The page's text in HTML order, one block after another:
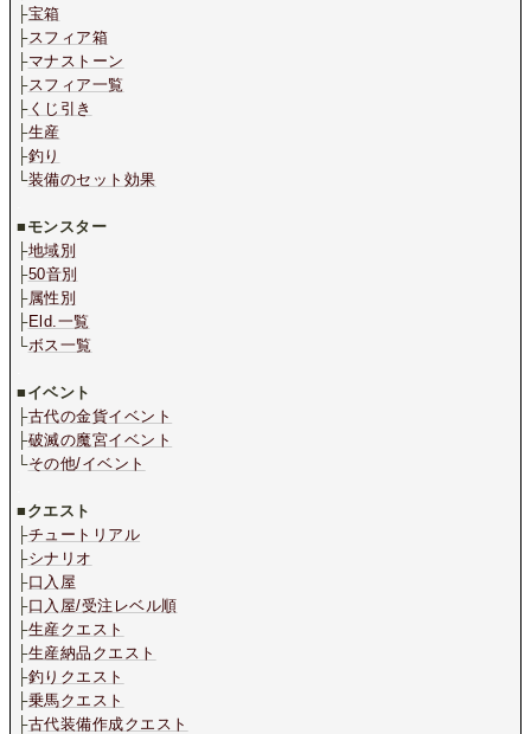
├宝箱
├スフィア箱
├マナストーン
├スフィア一覧
├くじ引き
├生産
├釣り
└装備のセット効果
■ モンスター
├地域別
├50音別
├属性別
├Eld.一覧
└ボス一覧
■ イベント
├古代の金貨イベント
├破滅の魔宮イベント
└その他/イベント
■ クエスト
├チュートリアル
├シナリオ
├口入屋
├口入屋/受注レベル順
├生産クエスト
├生産納品クエスト
├釣りクエスト
├乗馬クエスト
├古代装備作成クエスト